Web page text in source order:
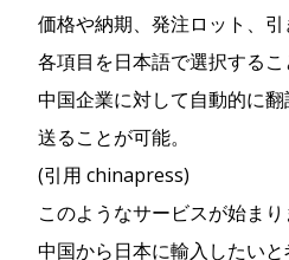
価格や納期、発注ロット、引
各項目を日本語で選択するこ
中国企業に対して自動的に
送ることが可能。
(引用 chinapress)
このようなサービスが始まり
中国から日本に輸入したい